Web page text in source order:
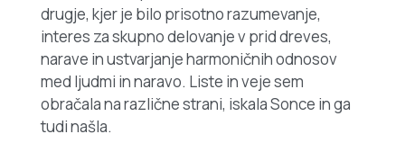
drugje, kjer je bilo prisotno razumevanje,
interes za skupno delovanje v prid dreves,
narave in ustvarjanje harmoničnih odnosov
med ljudmi in naravo. Liste in veje sem
obračala na različne strani, iskalaSonce in ga
tudi našla.